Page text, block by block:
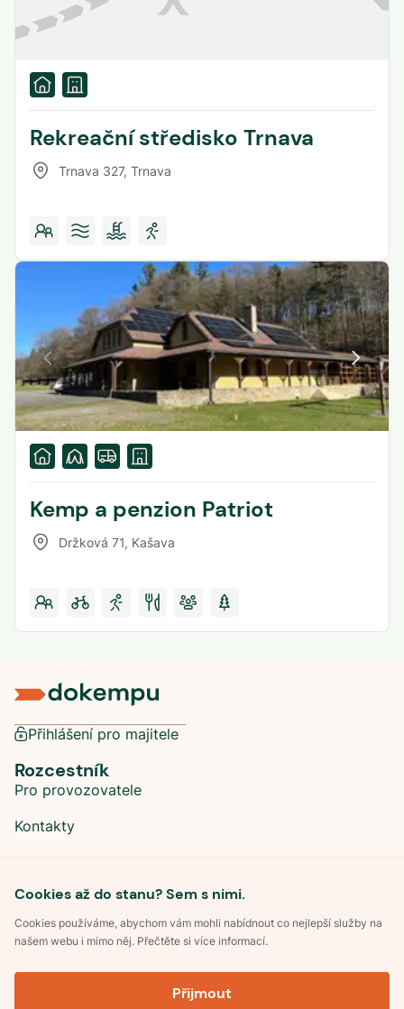
Rekreační středisko Trnava
Trnava 327, Trnava
Kemp a penzion Patriot
Držková 71, Kašava
Cookies až do stanu? Sem s nimi.
Cookies používáme, abychom vám mohli nabídnout co nejlepší služby na
našem webu i mimo něj. Přečtěte si více informací.
Přijmout
Přihlášení pro majitele
Rozcestník
Pro provozovatele
Kontakty